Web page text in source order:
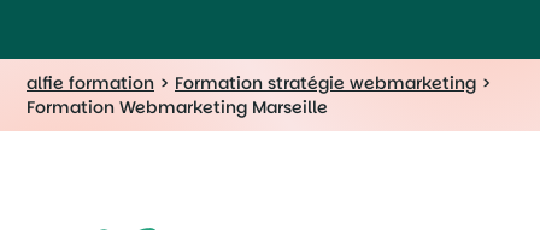
alfie formation > Formation stratégie webmarketing >
Formation Webmarketing Marseille